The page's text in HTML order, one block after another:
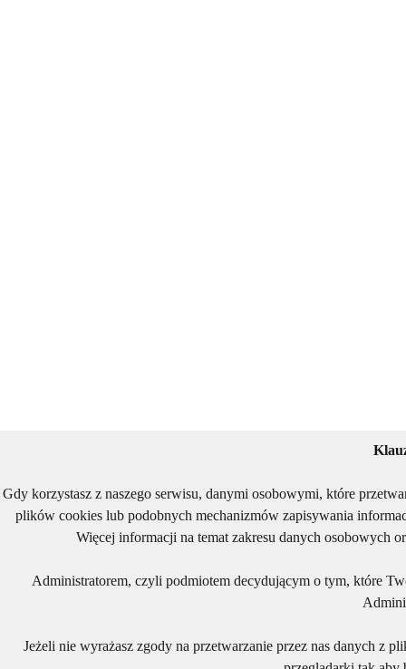
Gdy korzystasz z naszego serwisu, danymi osobowymi, które
plików cookies lub podobnych mechanizmów zapisywania
Więcej informacji na temat zakresu danych osobowych
Administratorem, czyli podmiotem decydującym o tym, które
Jeżeli nie wyrażasz zgody na przetwarzanie przez nas danych z